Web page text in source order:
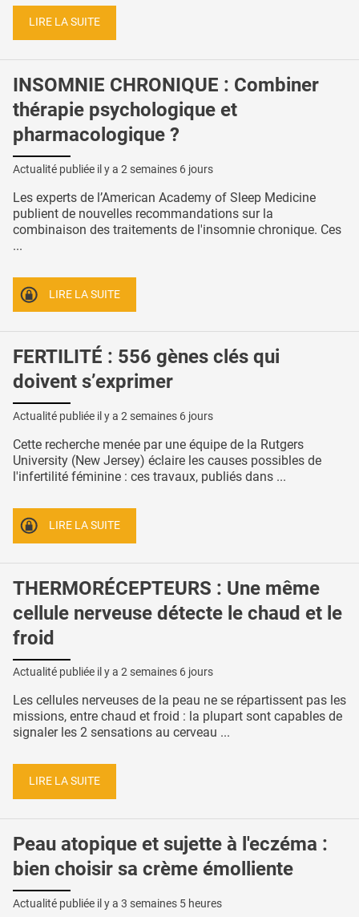
LIRE LA SUITE
INSOMNIE CHRONIQUE : Combiner
thérapie psychologique et
pharmacologique ?
Actualité publiée il y a 2 semaines 6 jours
Les experts de l’American Academy of Sleep Medicine
publient de nouvelles recommandations sur la
combinaison des traitements de l'insomnie chronique. Ces
...
LIRE LA SUITE
FERTILITÉ : 556 gènes clés qui
doivent s’exprimer
Actualité publiée il y a 2 semaines 6 jours
Cette recherche menée par une équipe de la Rutgers
University (New Jersey) éclaire les causes possibles de
l'infertilité féminine : ces travaux, publiés dans ...
LIRE LA SUITE
THERMORÉCEPTEURS : Une même
cellule nerveuse détecte le chaud et le
froid
Actualité publiée il y a 2 semaines 6 jours
Les cellules nerveuses de la peau ne se répartissent pas les
missions, entre chaud et froid : la plupart sont capables de
signaler les 2 sensations au cerveau ...
LIRE LA SUITE
Peau atopique et sujette à l'eczéma :
bien choisir sa crème émolliente
Actualité publiée il y a 3 semaines 5 heures